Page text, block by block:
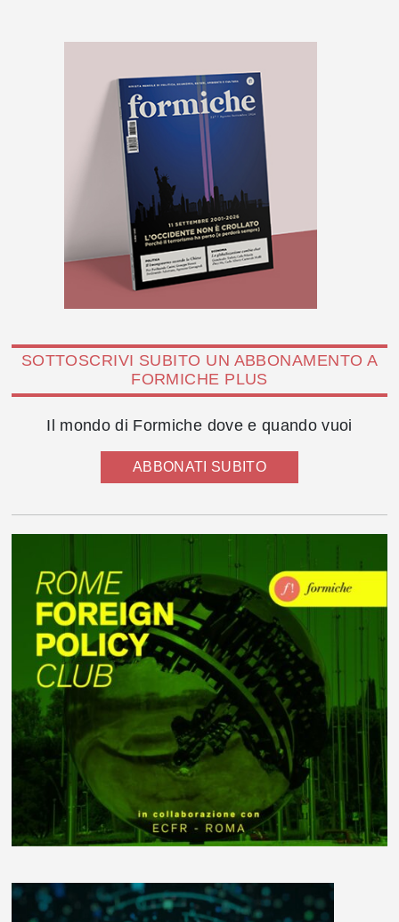
SOTTOSCRIVI SUBITO UN ABBONAMENTO A
FORMICHE PLUS
Il mondo di Formiche dove e quando vuoi
ABBONATI SUBITO